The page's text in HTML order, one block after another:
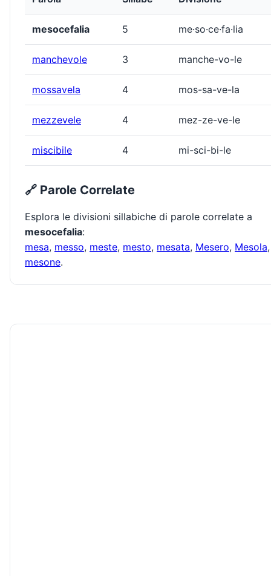
mesocefalia 5 me·so·ce·fa·lia
manchevole 3 manche-vo-le
mossavela 4 mos-sa-ve-la
mezzevele 4 mez-ze-ve-le
miscibile 4 mi-sci-bi-le
🔗 Parole Correlate
Esplora le divisioni sillabiche di parole correlate a
mesocefalia:
mesa, messo, meste, mesto, mesata, Mesero, Mesola,
mesone.